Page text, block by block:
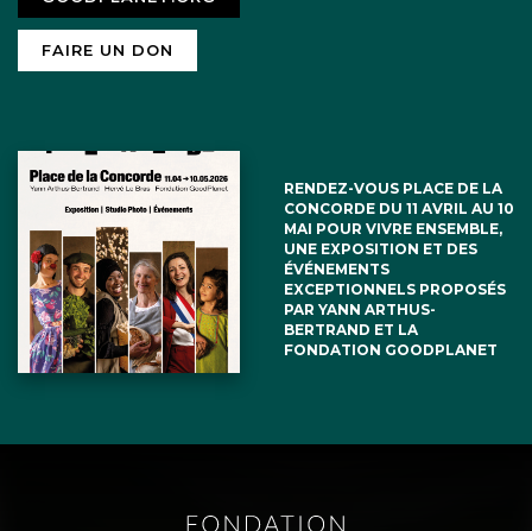
FAIRE UN DON
RENDEZ-VOUS PLACE DE LA
CONCORDE DU 11 AVRIL AU 10
MAI POUR VIVRE ENSEMBLE,
UNE EXPOSITION ET DES
ÉVÉNEMENTS
EXCEPTIONNELS PROPOSÉS
PAR YANN ARTHUS-
BERTRAND ET LA
FONDATION GOODPLANET